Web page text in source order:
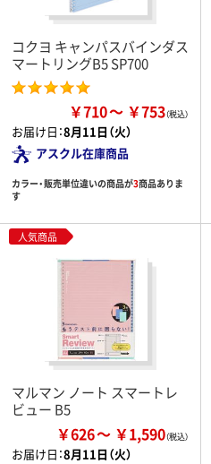
コクヨ キャンパスバインダス
マートリングB5 SP700
￥710 ￥753
お届け日：8月11日（火）
アスクル在庫商品
カラー・販売単位違いの商品が3商品ありま
す
人気商品
マルマン ノート スマートレ
ビュー B5
￥626 ￥1,590
お届け日：8月11日（火）